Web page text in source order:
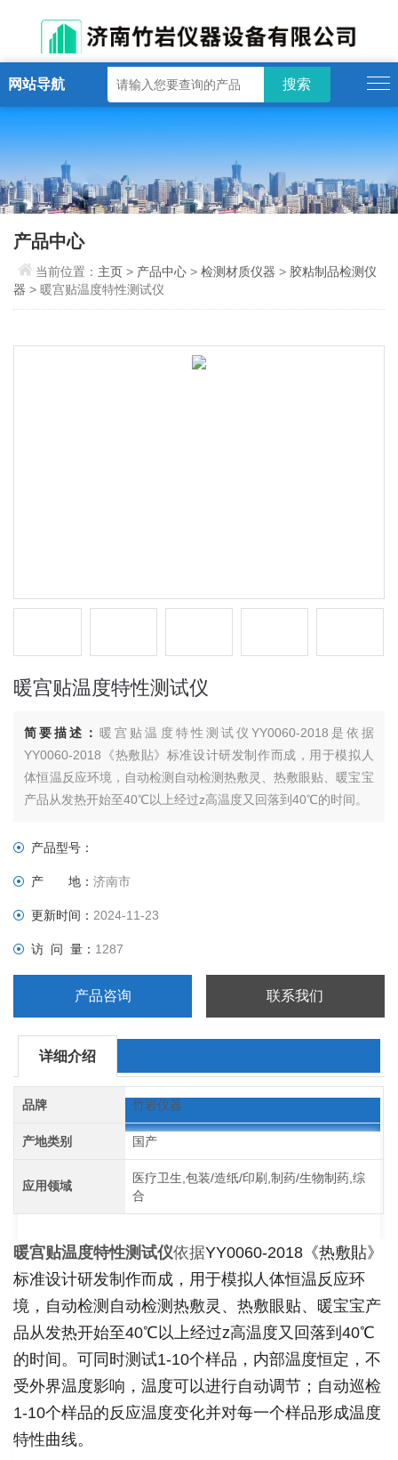
网站导航
产品中心
当前位置： 主页> 产品中心 >检测材质仪器 > 胶粘制品检测仪
器 > 暖宫贴温度特性测试仪
暖宫贴温度特性测试仪
简要描述：暖宫贴温度特性测试仪YY0060-2018是依据
YY0060-2018《热敷貼》标准设计研发制作而成，用于模拟人
体恒温反应环境，自动检测自动检测热敷灵、热敷眼贴、暖宝宝
产品从发热开始至40℃以上经过z高温度又回落到40℃的时间。
产品型号：
产 地：济南市
更新时间：2024-11-23
访 问 量： 1287
产品咨询 联系我们
详细介绍
品牌 竹岩仪器
产地类别 国产
应用领域
医疗卫生,包装/造纸/印刷,制药/生物制药,综
合
暖宫贴温度特性测试仪依据YY0060-2018《热敷貼》
标准设计研发制作而成，用于模拟人体恒温反应环
境，自动检测自动检测热敷灵、热敷眼贴、暖宝宝产
品从发热开始至40℃以上经过z高温度又回落到40℃
的时间。可同时测试1-10个样品，内部温度恒定，不
受外界温度影响，温度可以进行自动调节；自动巡检
1-10个样品的反应温度变化并对每一个样品形成温度
特性曲线。